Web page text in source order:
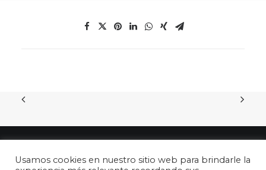
Usamos cookies en nuestro sitio web para brindarle la